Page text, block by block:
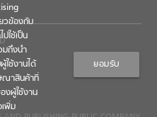
วข้องกับ
ใช้เป็น
มถึงนำ
ใช้งานได้
ณาสินค้าที่
งผู้ใช้งาน
พิ่ม
ยอมรับ